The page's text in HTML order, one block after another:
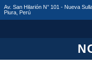
Av. San Hilarión N° 101 - Nueva
Piura, Perú